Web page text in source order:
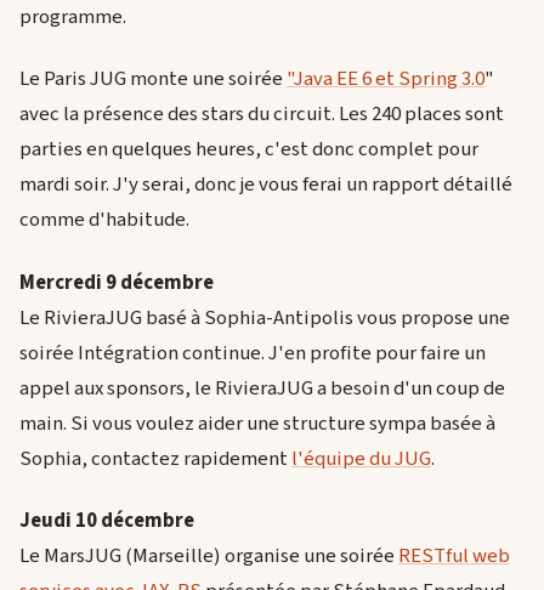
programme.
Le Paris JUG monte une soirée"Java EE 6 et Spring 3.0"
avec la présence des stars du circuit. Les 240 places sont
parties en quelques heures, c'est donc complet pour
mardi soir. J'y serai, donc je vous ferai un rapport détaillé
comme d'habitude.
Mercredi 9 décembre
Le RivieraJUG basé à Sophia-Antipolis vous propose une
soirée Intégration continue. J'en profite pour faire un
appel aux sponsors, le RivieraJUG a besoin d'un coup de
main. Si vous voulez aider une structure sympa basée à
Sophia, contactez rapidementl'équipe du JUG.
Jeudi 10 décembre
Le MarsJUG (Marseille) organise une soiréeRESTful web